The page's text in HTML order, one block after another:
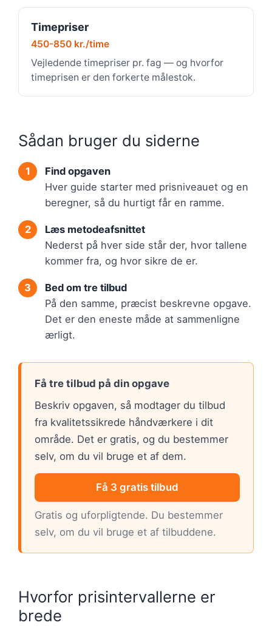
Timepriser
450-850 kr./time
Vejledende timepriser pr. fag — og hvorfor
timeprisen er den forkerte målestok.
Sådan bruger du siderne
Find opgaven
Hver guide starter med prisniveauet og en
beregner, så du hurtigt får en ramme.
Læs metodeafsnittet
Nederst på hver side står der, hvor tallene
kommer fra, og hvor sikre de er.
Bed om tre tilbud
På den samme, præcist beskrevne opgave.
Det er den eneste måde at sammenligne
ærligt.
Få tre tilbud på din opgave
Beskriv opgaven, så modtager du tilbud
fra kvalitetssikrede håndværkere i dit
område. Det er gratis, og du bestemmer
selv, om du vil bruge et af dem.
Få 3 gratis tilbud
Gratis og uforpligtende. Du bestemmer
selv, om du vil bruge et af tilbuddene.
Hvorfor prisintervallerne er
brede